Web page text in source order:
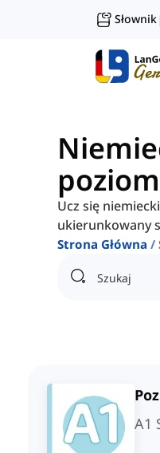
Słownik|
Ucz się
ukierunkowany
Strona Główna
A1